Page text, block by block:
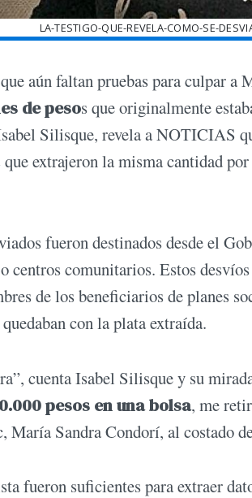
LA-TESTIGO-QUE-REVELA-COMO-SE-
aún faltan pruebas para culpar
de pesos que originalmente
Silisque, revela a NOTICIAS
extrajeron la misma cantidad
fueron destinados desde el
centros comunitarios. Estos
de los beneficiarios de planes
con la plata extraída.
cuenta Isabel Silisque y su
pesos en una bolsa, me
María Sandra Condorí, al costado
fueron suficientes para extraer